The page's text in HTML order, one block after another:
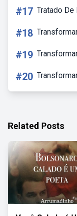
#17 Tratado
#18
#19
#20
Related Posts